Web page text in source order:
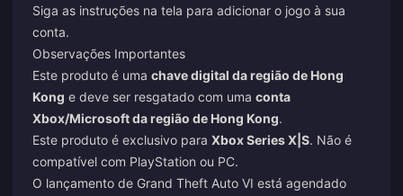
Siga as instruções na tela para adicionar o jogo à sua
conta.
Observações Importantes
Este produto é uma chave digital da região de Hong
Kong e deve ser resgatado com uma conta
Xbox/Microsoft da região de Hong Kong.
Este produto é exclusivo para Xbox Series X|S. Não é
compatível com PlayStation ou PC.
O lançamento de Grand Theft Auto VI está agendado